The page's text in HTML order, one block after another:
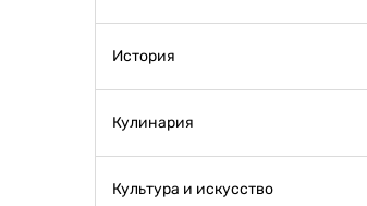
История
Кулинария
Культура и искусство